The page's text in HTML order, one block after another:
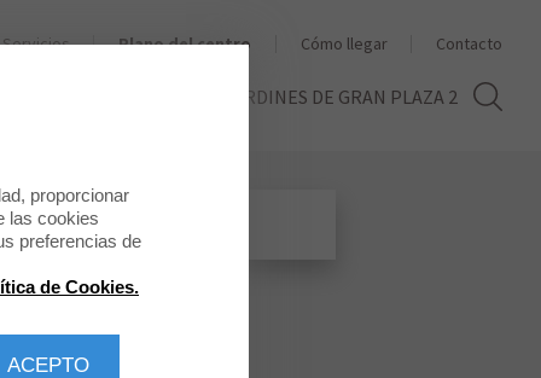
LOS JARDINES DE GRAN PLAZA 2
Servicios Plano del centro Cómo llegar Contacto
proporcionar
las cookies
preferencias de
de Cookies.